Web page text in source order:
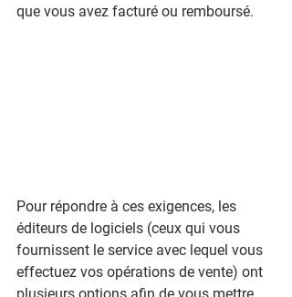
que vous avez facturé ou remboursé.
Pour répondre à ces exigences, les
éditeurs de logiciels (ceux qui vous
fournissent le service avec lequel vous
effectuez vos opérations de vente) ont
plusieurs options afin de vous mettre